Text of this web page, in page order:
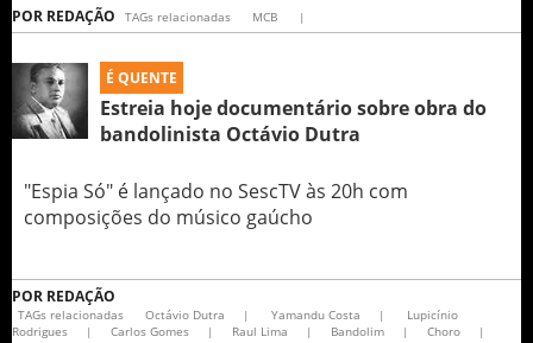
POR REDAÇÃO TAGs relacionadas MCB |
É QUENTE
Estreia hoje documentário sobre obra do
bandolinista Octávio Dutra
"Espia Só" é lançado no SescTV às 20h com
composições do músico gaúcho
POR REDAÇÃO
TAGs relacionadas Octávio Dutra | Yamandu Costa |
Lupicínio
Rodrigues
| Carlos Gomes | Raul Lima | Bandolim | Choro |